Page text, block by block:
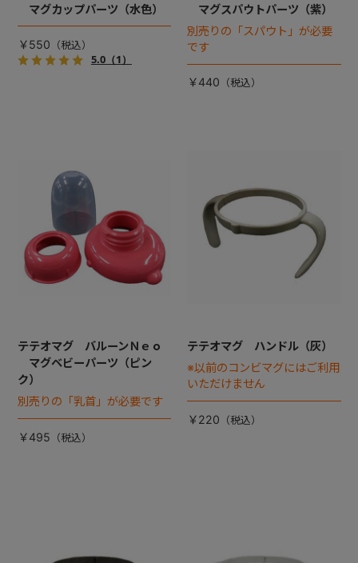
マグカップパーツ（水色）
￥550
5.0（1）
マグスパウトパーツ（紫）
別売りの「スパウト」が必要
です
￥440
テテオマグ バルーンＮｅｏ
マグベビーパーツ（ピン
ク）
別売りの「乳首」が必要です
￥495
テテオマグ ハンドル（灰）
※以前のコンビマグにはご利用
いただけません
￥220